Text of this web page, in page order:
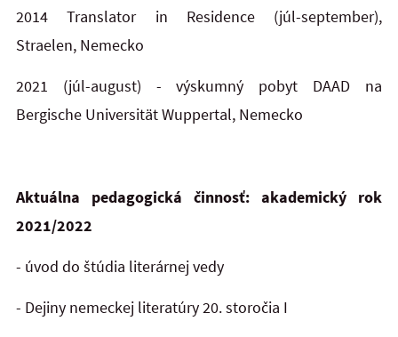
2014 Translator in Residence (júl-september),
Straelen, Nemecko
2021 (júl-august) - výskumný pobyt DAAD na
Bergische Universität Wuppertal, Nemecko
Aktuálna pedagogická činnosť: akademický rok
2021/2022
- úvod do štúdia literárnej vedy
- Dejiny nemeckej literatúry 20. storočia I